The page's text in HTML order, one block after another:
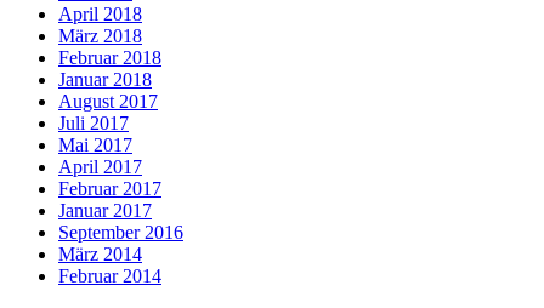
April 2018
März 2018
Februar 2018
Januar 2018
August 2017
Juli 2017
Mai 2017
April 2017
Februar 2017
Januar 2017
September 2016
März 2014
Februar 2014